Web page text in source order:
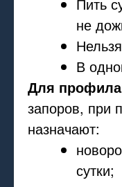
не
В
Для
запоров, при
назначают:
сутки;